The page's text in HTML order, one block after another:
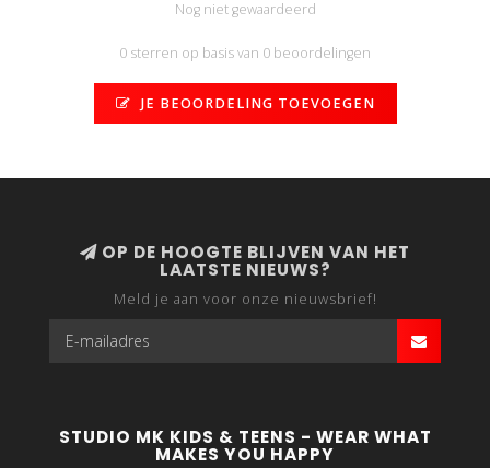
Nog niet gewaardeerd
0 sterren op basis van 0 beoordelingen
JE BEOORDELING TOEVOEGEN
OP DE HOOGTE BLIJVEN VAN HET
LAATSTE NIEUWS?
Meld je aan voor onze nieuwsbrief!
STUDIO MK KIDS & TEENS - WEAR WHAT
MAKES YOU HAPPY